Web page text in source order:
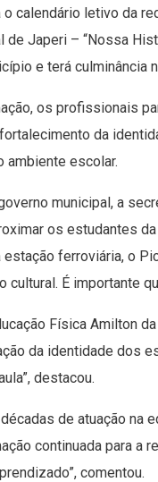
o calendário letivo da
de Japeri – “Nossa
e terá culminância
os profissionais
da
ambiente escolar.
municipal, a
os estudantes
ferroviária, o
cultural. É importante
Física Amilton
da identidade dos
destacou.
de atuação na
continuada para a
comentou.